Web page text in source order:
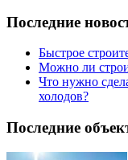
Последние
Быстрое
Можно ли
Что нужно
холодов?
Последние